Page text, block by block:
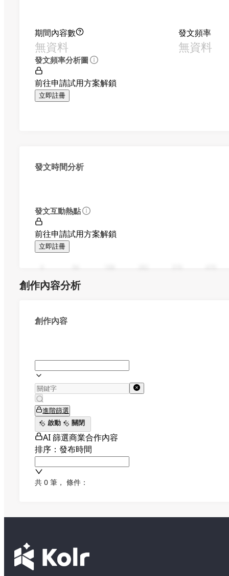
期間內容數
無資料
發文頻率
無資料
發文頻率分析圖
前往申請試用方案解鎖
立即註冊
發文時間分析
發文互動熱點
前往申請試用方案解鎖
立即註冊
創作內容分析
創作內容
進階篩選
啟動
關閉
AI 篩選商業合作內容
排序：發布時間
共 0 筆 ， 條件：